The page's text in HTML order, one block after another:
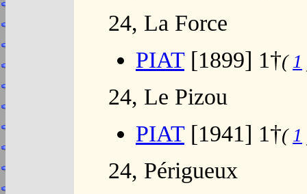
24, La Force
PIAT[1899] 1†(1
24, Le Pizou
PIAT[1941] 1†(1
24, Périgueux